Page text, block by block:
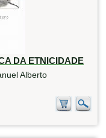
DA ETNICIDADE
Alberto